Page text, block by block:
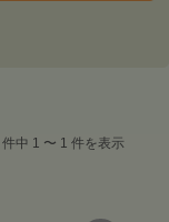
件中 1 〜 1 件を表示